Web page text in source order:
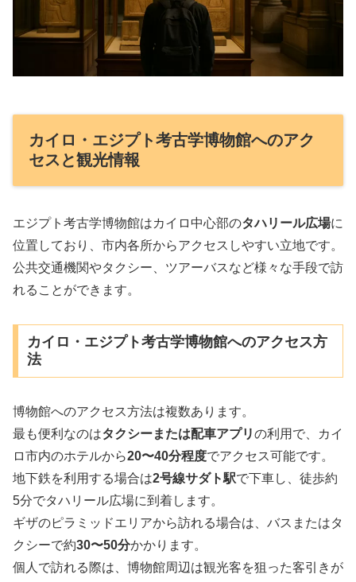
カイロ・エジプト考古学博物館へのアク
セスと観光情報
エジプト考古学博物館はカイロ中心部のタハリール広場に
位置しており、市内各所からアクセスしやすい立地です。
公共交通機関やタクシー、ツアーバスなど様々な手段で訪
れることができます。
カイロ・エジプト考古学博物館へのアクセス方
法
博物館へのアクセス方法は複数あります。
最も便利なのはタクシーまたは配車アプリの利用で、カイ
ロ市内のホテルから20〜40分程度でアクセス可能です。
地下鉄を利用する場合は2号線サダト駅で下車し、徒歩約
5分でタハリール広場に到着します。
ギザのピラミッドエリアから訪れる場合は、バスまたはタ
クシーで約30〜50分かかります。
個人で訪れる際は、博物館周辺は観光客を狙った客引きが